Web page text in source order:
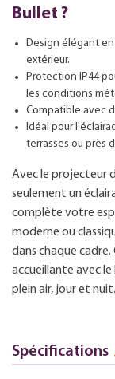
Bullet ?
Design élégant
extérieur.
Protection IP44
les conditions
Compatible avec
Idéal pour
terrasses ou près
Avec le projecteur
seulement un
complète votre
moderne ou
dans chaque
accueillante avec
plein air, jour et nuit.
Spécifications